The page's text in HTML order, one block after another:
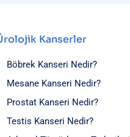
Kanserler
Böbrek Kanseri Nedir?
Mesane Kanseri Nedir?
Prostat Kanseri Nedir?
Testis Kanseri Nedir?